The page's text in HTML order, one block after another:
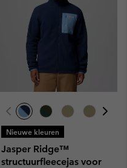
Nieuwe kleuren
Jasper Ridge™
structuurfleecejas voor